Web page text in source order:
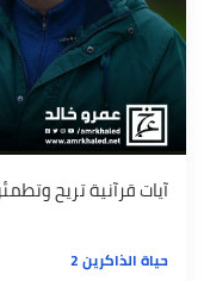
آيات قرآنية تريح
حياة الذاكرين 2